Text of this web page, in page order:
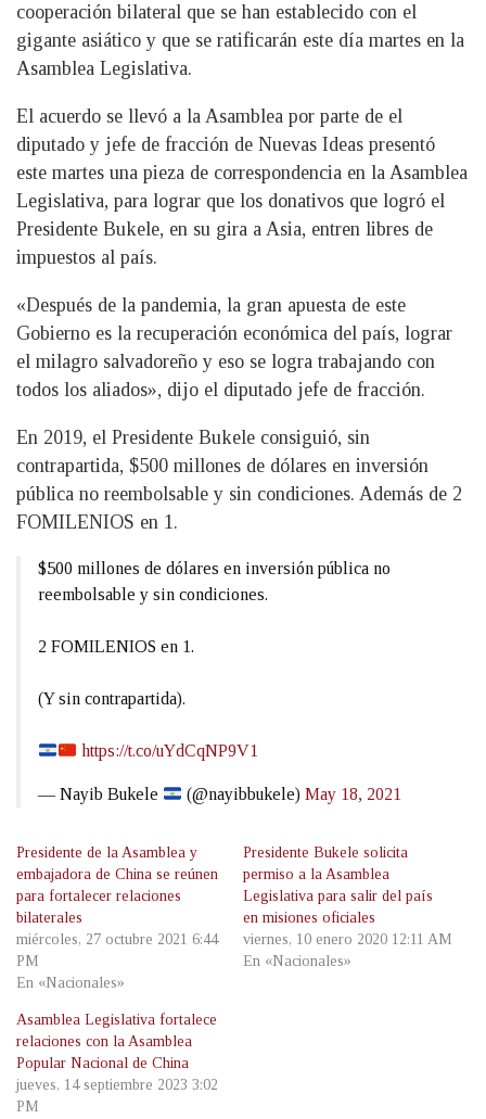
cooperación bilateral que se han establecido con el
gigante asiático y que se ratificarán este día martes en la
Asamblea Legislativa.
El acuerdo se llevó a la Asamblea por parte de el
diputado y jefe de fracción de Nuevas Ideas presentó
este martes una pieza de correspondencia en la Asamblea
Legislativa, para lograr que los donativos que logró el
Presidente Bukele, en su gira a Asia, entren libres de
impuestos al país.
«Después de la pandemia, la gran apuesta de este
Gobierno es la recuperación económica del país, lograr
el milagro salvadoreño y eso se logra trabajando con
todos los aliados», dijo el diputado jefe de fracción.
En 2019, el Presidente Bukele consiguió, sin
contrapartida, $500 millones de dólares en inversión
pública no reembolsable y sin condiciones. Además de 2
FOMILENIOS en 1.
$500 millones de dólares en inversión pública no
reembolsable y sin condiciones.
2 FOMILENIOS en 1.
(Y sin contrapartida).
https://t.co/uYdCqNP9V1
— Nayib Bukele (@nayibbukele)May 18, 2021
Presidente de la Asamblea y
embajadora de China se reúnen
para fortalecer relaciones
bilaterales
miércoles, 27 octubre 2021 6:44
PM
En «Nacionales»
Presidente Bukele solicita
permiso a la Asamblea
Legislativa para salir del país
en misiones oficiales
viernes, 10 enero 2020 12:11 AM
En «Nacionales»
Asamblea Legislativa fortalece
relaciones con la Asamblea
Popular Nacional de China
jueves, 14 septiembre 2023 3:02
PM